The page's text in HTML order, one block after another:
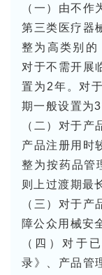
（一）由不
第三类医疗器
整为高类别的
对于不需开展
置为2年。对
期一般设置为3
（二）对于
产品注册用时
整为按药品管
则上过渡期最
（三）对于
障公众用械安
（四）对于
录》、产品管